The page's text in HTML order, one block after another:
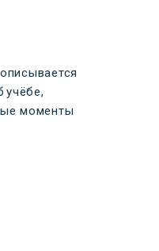
учёбе,
моменты